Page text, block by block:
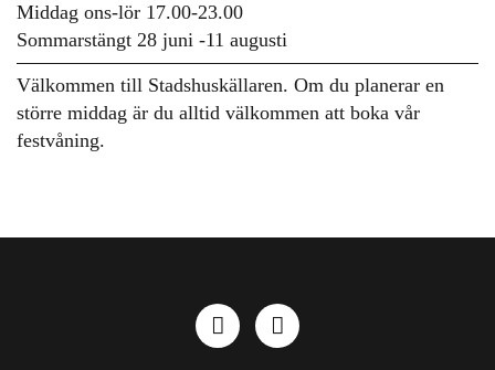
Middag ons-lör 17.00-23.00
Sommarstängt 28 juni -11 augusti
Välkommen till Stadshuskällaren. Om du planerar en
större middag är du alltid välkommen att boka vår
festvåning.